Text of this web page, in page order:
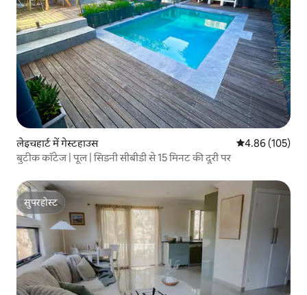
लेइचहार्ट में गेस्टहाउस औसत रेटिंग 5 में से
4.86 (105)
बुटीक कॉटेज | पूल | सिडनी सीबीडी से 15 मिनट की दूरी पर
सुपरहोस्ट
सुपरहोस्ट